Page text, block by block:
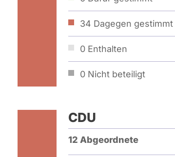
34 Dagegen gestimmt
0 Enthalten
0 Nicht beteiligt
CDU
12 Abgeordnete